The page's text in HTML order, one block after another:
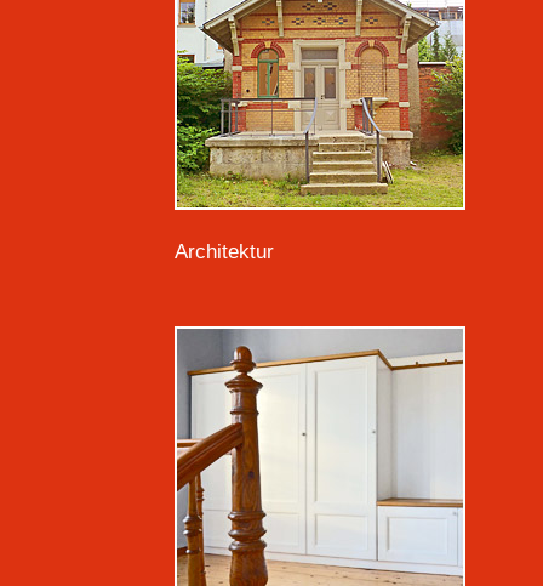
Architektur